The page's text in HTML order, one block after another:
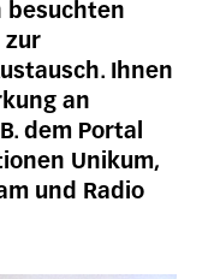
besuchten
zur
Ihnen
an
dem Portal
Unikum,
und Radio